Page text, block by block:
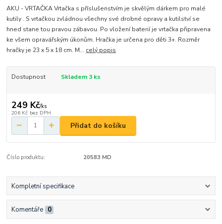
AKU - VRTAČKA Vrtačka s příslušenstvím je skvělým dárkem pro malé
kutily . S vrtačkou zvládnou všechny své drobné opravy a kutilství se
hned stane tou pravou zábavou. Po vložení baterií je vrtačka připravena
ke všem opravářským úkonům. Hračka je určena pro děti 3+. Rozměr
hračky je 23 x 5 x 18 cm. M... celý popis
Dostupnost Skladem 3 ks
249 Kč/ks
206 Kč bez DPH
Přidat do košíku
Číslo produktu: 20583 MD
Kompletní specifikace
Komentáře 0